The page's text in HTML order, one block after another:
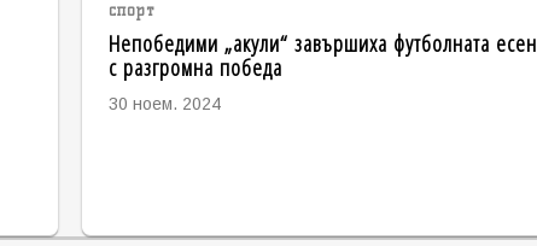
спорт
Непобедими „акули“ завършиха футболната есен
с разгромна победа
30 ноем. 2024